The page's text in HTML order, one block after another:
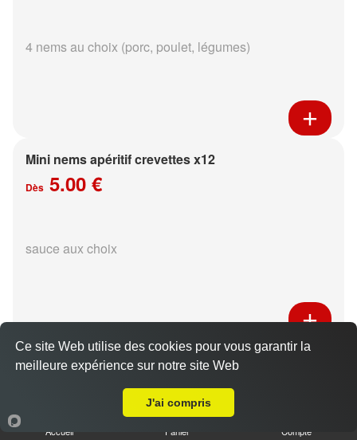
4 nems au choix (porc, poulet, légumes)
Mini nems apéritif crevettes x12
Dès 5.00 €
sauce aux choix
Pinces de crabe au poisson x4
Accueil Panier Compte
Ce site Web utilise des cookies pour vous garantir la
meilleure expérience sur notre site Web
J'ai compris